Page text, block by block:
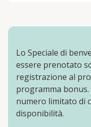
Lo Speciale di
essere prenotato
registrazione al
programma
numero limitato di
disponibilità.